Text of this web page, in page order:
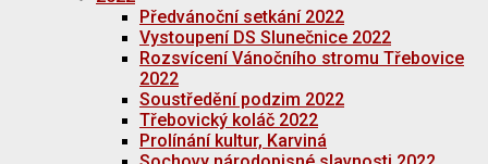
Předvánoční setkání 2022
Vystoupení DS Slunečnice 2022
Rozsvícení Vánočního stromu Třebovice
2022
Soustředění podzim 2022
Třebovický koláč 2022
Prolínání kultur, Karviná